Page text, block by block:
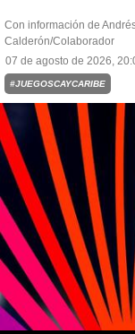
Con información de
Calderón/Colaborador
07 de agosto de 2026,
#JUEGOSCAYCARIBE